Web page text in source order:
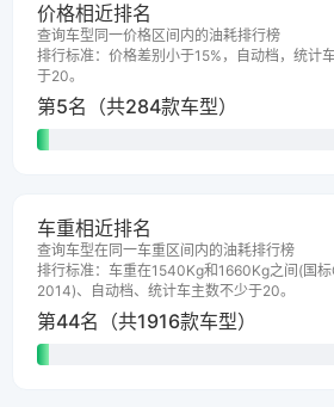
价格相近排名
查询车型同一价格区间内的油耗排行榜
排行标准：价格差别小于15%，自动档，统计
于20。
第5名（共284款车型）
车重相近排名
查询车型在同一车重区间内的油耗排行榜
排行标准：车重在1540Kg和1660Kg之间(国
2014)、自动档、统计车主数不少于20。
第44名（共1916款车型）